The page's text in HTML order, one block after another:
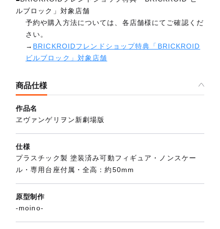
ルブロック」対象店舗
予約や購入方法については、各店舗様にてご確認くだ
さい。
→ BRICKROIDフレンドショップ特典「BRICKROID
ビルブロック」対象店舗
商品仕様
作品名
ヱヴァンゲリヲン新劇場版
仕様
プラスチック製 塗装済み可動フィギュア・ノンスケー
ル・専用台座付属・全高：約50mm
原型制作
-moino-